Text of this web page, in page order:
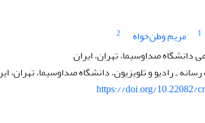
1 مریم وطن‌خواه
2
دانشگاه صداوسیما، تهران، ایران
ـ رادیو و تلویزیون، دانشگاه صداوسیما، تهران،
https://doi.org/10.22082/